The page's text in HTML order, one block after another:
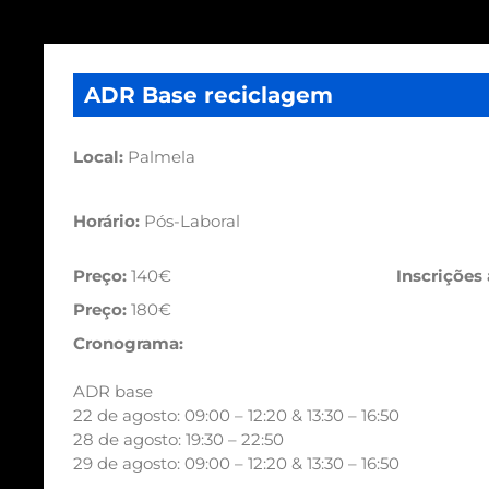
ADR Base reciclagem
Local: Palmela
Horário: Pós-Laboral
Preço:140€
Preço:180€
Cronograma:
ADR base
22 de agosto: 09:00 – 12:20 & 13:30 – 16:50
28 de agosto: 19:30 – 22:50
29 de agosto: 09:00 – 12:20 & 13:30 – 16:50